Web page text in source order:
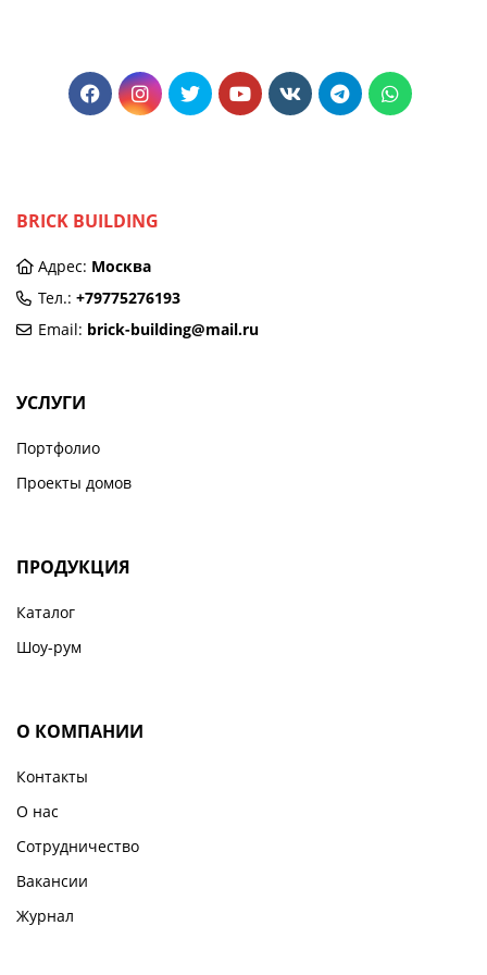
BRICK BUILDING
Адрес: Москва
Тел.: +79775276193
Email: brick-building@mail.ru
УСЛУГИ
Портфолио
Проекты домов
ПРОДУКЦИЯ
Каталог
Шоу-рум
О КОМПАНИИ
Контакты
О нас
Сотрудничество
Вакансии
Журнал